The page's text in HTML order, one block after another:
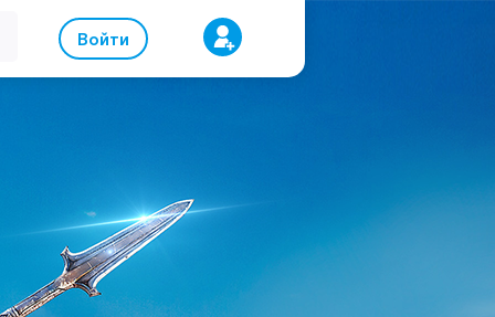
Войти